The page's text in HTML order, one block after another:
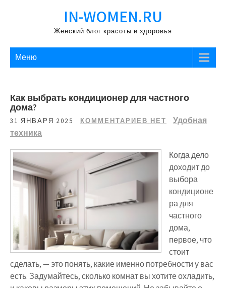
IN-WOMEN.RU
Женский блог красоты и здоровья
Меню
Как выбрать кондиционер для частного
дома?
31 ЯНВАРЯ 2025 КОММЕНТАРИЕВ НЕТ
Удобная
техника
Когда дело
доходит до
выбора
кондиционе
ра для
частного
дома,
первое, что
стоит
сделать, — это понять, какие именно потребности у вас
есть. Задумайтесь, сколько комнат вы хотите охладить,